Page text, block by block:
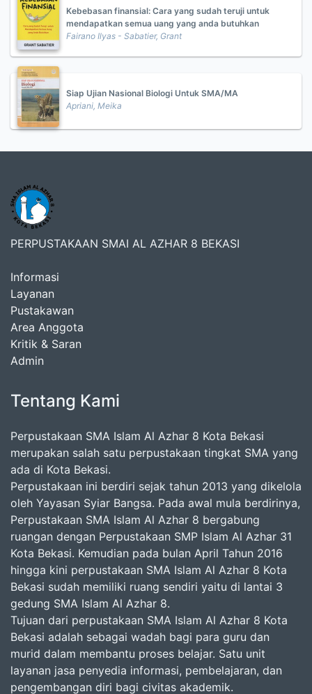
Kebebasan finansial: Cara yang sudah teruji untuk
mendapatkan semua uang yang anda butuhkan
Fairano Ilyas - Sabatier, Grant
Siap Ujian Nasional Biologi Untuk SMA/MA
Apriani, Meika
PERPUSTAKAAN SMAI AL AZHAR 8 BEKASI
Informasi
Layanan
Pustakawan
Area Anggota
Kritik & Saran
Admin
Tentang Kami
Perpustakaan SMA Islam Al Azhar 8 Kota Bekasi
merupakan salah satu perpustakaan tingkat SMA yang
ada di Kota Bekasi.
Perpustakaan ini berdiri sejak tahun 2013 yang dikelola
oleh Yayasan Syiar Bangsa. Pada awal mula berdirinya,
Perpustakaan SMA Islam Al Azhar 8 bergabung
ruangan dengan Perpustakaan SMP Islam Al Azhar 31
Kota Bekasi. Kemudian pada bulan April Tahun 2016
hingga kini perpustakaan SMA Islam Al Azhar 8 Kota
Bekasi sudah memiliki ruang sendiri yaitu di lantai 3
gedung SMA Islam Al Azhar 8.
Tujuan dari perpustakaan SMA Islam Al Azhar 8 Kota
Bekasi adalah sebagai wadah bagi para guru dan
murid dalam membantu proses belajar. Satu unit
layanan jasa penyedia informasi, pembelajaran, dan
pengembangan diri bagi civitas akademik.